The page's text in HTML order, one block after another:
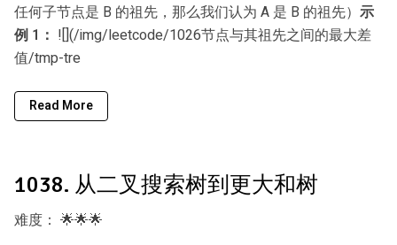
任何子节点是 B 的祖先，那么我们认为 A 是 B 的祖先） 示
例 1： ![](/img/leetcode/1026节点与其祖先之间的最大差
值/tmp-tre
Read More
1038. 从二叉搜索树到更大和树
难度： 🌟🌟🌟